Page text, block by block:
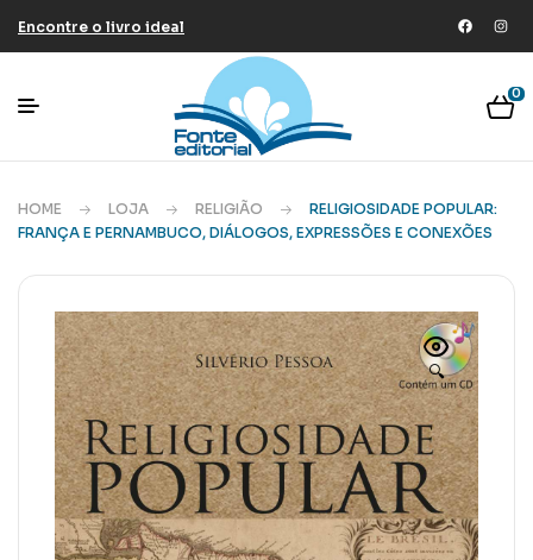
Encontre o livro ideal
0
HOME LOJA RELIGIÃO
RELIGIOSIDADE POPULAR:
FRANÇA E PERNAMBUCO, DIÁLOGOS, EXPRESSÕES E CONEXÕES
🔍